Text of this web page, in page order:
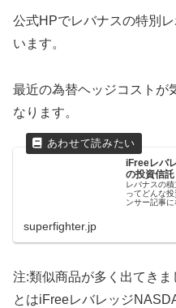
公式HPでレバナスの特別
います。
最近の為替ヘッジコストが
なります。
iFreeレバ
の投資信託
レバナスの
ってどんな
ンサー記事
superfighter.jp
注:類似商品が多く出てき
とはiFreeレバレッジ